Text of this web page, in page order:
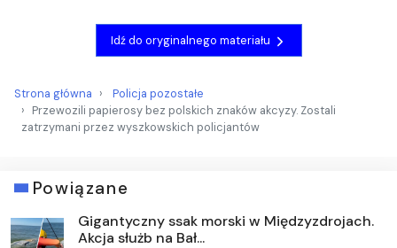
Idź do oryginalnego materiału
Strona główna
Policja pozostałe
Przewozili papierosy bez polskich znaków akcyzy. Zostali
zatrzymani przez wyszkowskich policjantów
Powiązane
Gigantyczny ssak morski w Międzyzdrojach.
Akcja służb na Bał...